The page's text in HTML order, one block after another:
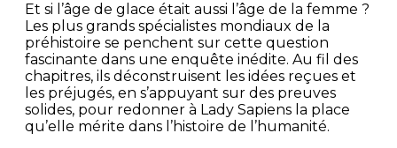
Et si l’âge de glace était aussi l’âge de la femme ?
Les plus grands spécialistes mondiaux de la
préhistoire se penchent sur cette question
fascinante dans une enquête inédite. Au fil des
chapitres, ils déconstruisent les idées reçues et
les préjugés, en s’appuyant sur des preuves
solides, pour redonner à Lady Sapiens la place
qu’elle mérite dans l’histoire de l’humanité.